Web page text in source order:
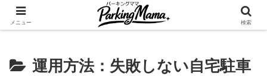
✨空き家・自宅の駐車場を貸してゆとりget🍵
運用方法：失敗しない自宅駐車
メニュー 検索